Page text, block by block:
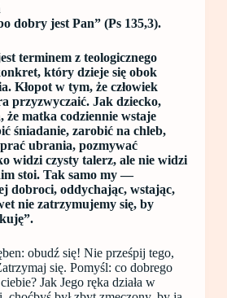
dobry jest Pan” (Ps 135,3).
terminem z teologicznego
który dzieje się obok
Kłopot w tym, że człowiek
przyzwyczaić. Jak dziecko,
że matka codziennie wstaje
śniadanie, zarobić na chleb,
ubrania, pozmywać
widzi czysty talerz, ale nie widzi
stoi. Tak samo my —
dobroci, oddychając, wstając,
nie zatrzymujemy się, by
obudź się! Nie prześpij tego,
się. Pomyśl: co dobrego
Jak Jego ręka działa w